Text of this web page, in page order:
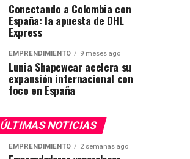
Conectando a Colombia con
España: la apuesta de DHL
Express
EMPRENDIMIENTO 9 meses ago
Lunia Shapewear acelera su
expansión internacional con
foco en España
ÚLTIMAS NOTICIAS
EMPRENDIMIENTO 2 semanas ago